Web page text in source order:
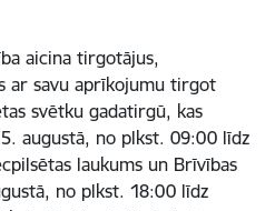
aicina tirgotājus,
ar savu aprīkojumu tirgot
svētku gadatirgū, kas
augustā, no plkst. 09:00 līdz
laukums un Brīvības
no plkst. 18:00 līdz